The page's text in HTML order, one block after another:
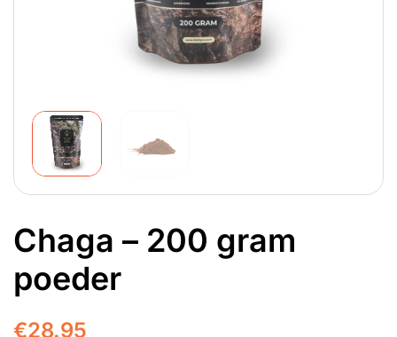
Chaga – 200 gram
poeder
€28.95